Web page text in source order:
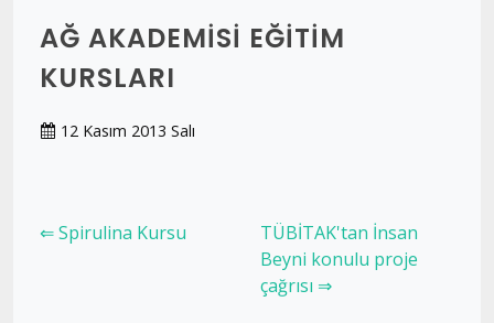
AĞ AKADEMISI EĞITIM
KURSLARI
12 Kasım 2013 Salı
⇐ Spirulina Kursu
TÜBİTAK'tan İnsan
Beyni konulu proje
çağrısı ⇒